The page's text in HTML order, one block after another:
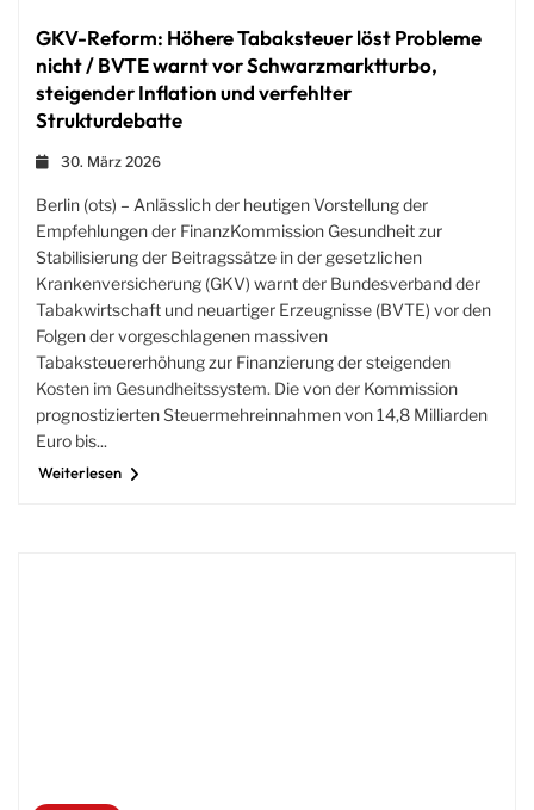
GKV-Reform: Höhere Tabaksteuer löst Probleme
nicht / BVTE warnt vor Schwarzmarktturbo,
steigender Inflation und verfehlter
Strukturdebatte
30. März 2026
Berlin (ots) – Anlässlich der heutigen Vorstellung der
Empfehlungen der FinanzKommission Gesundheit zur
Stabilisierung der Beitragssätze in der gesetzlichen
Krankenversicherung (GKV) warnt der Bundesverband der
Tabakwirtschaft und neuartiger Erzeugnisse (BVTE) vor den
Folgen der vorgeschlagenen massiven
Tabaksteuererhöhung zur Finanzierung der steigenden
Kosten im Gesundheitssystem. Die von der Kommission
prognostizierten Steuermehreinnahmen von 14,8 Milliarden
Euro bis...
Weiterlesen